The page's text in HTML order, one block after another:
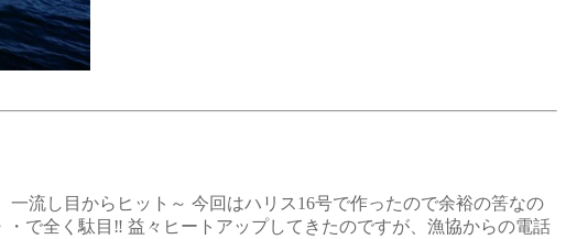
流し目からヒット～ 今回はハリス16号で作ったので余裕の筈なの
で全く駄目‼️ 益々ヒートアップしてきたのですが、漁協からの電話